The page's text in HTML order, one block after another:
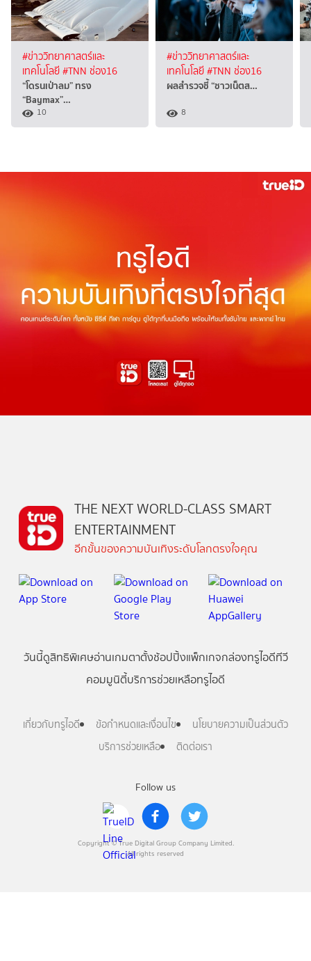
#ข่าววิทยาศาสตร์และ
เทคโนโลยี#TNN ช่อง16
“โดรนเป่าลม” ทรง
“Baymax”…
10
#ข่าววิทยาศาสตร์และ
เทคโนโลยี#TNN ช่อง16
ผลสำรวจชี้ “ชาวเน็ตส…
8
Follow us
Copyright © True Digital Group Company Limited.
All rights reserved
THE NEXT WORLD-CLASS SMART
ENTERTAINMENT
อีกขั้นของความบันเทิงระดับโลกตรงใจคุณ
วันนี้ดูสิทธิพิเศษอ่านเกมตาตั้งช้อปปิ้งแพ็กเกจกล่องทรูไอดีทีวี
คอมมูนิตี้บริการช่วยเหลือทรูไอดี
เกี่ยวกับทรูไอดี ข้อกำหนดและเงื่อนไข
นโยบายความเป็นส่วนตัว
บริการช่วยเหลือ
ติดต่อเรา